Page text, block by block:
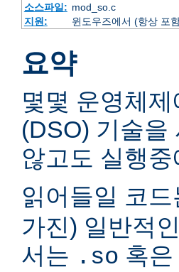
소스파일: mod_so.c
지원:
윈도우즈에서 (항상 포
요약
몇몇 운영체
(DSO) 기술을
않고도 실행
읽어들일 코
가진) 일반적
서는 .so 혹은